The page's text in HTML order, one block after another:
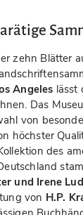
zehn Blätter
Angeles lässt
Das
von
höchster
des
und Irene
von H.P.